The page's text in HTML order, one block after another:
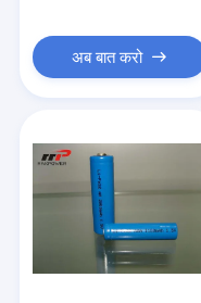
उत्पादों
हमारे बारे में
कारखाना भ्रमण
अब बात करो